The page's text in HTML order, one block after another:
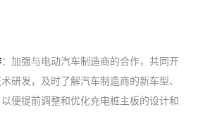
：加强与电动汽车制造商的合作，共同开
研发，及时了解汽车制造商的新车型、
便提前调整和优化充电桩主板的设计和